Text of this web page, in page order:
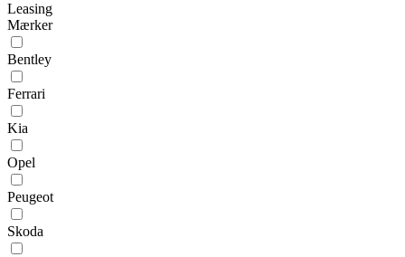
Leasing
Mærker
Bentley
Ferrari
Kia
Opel
Peugeot
Skoda